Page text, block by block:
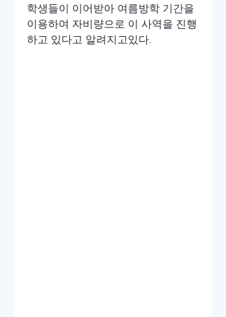
학생들이 이어받아 여름방학 기간을
이용하여 자비량으로 이 사역을 진행
하고 있다고 알려지고있다.